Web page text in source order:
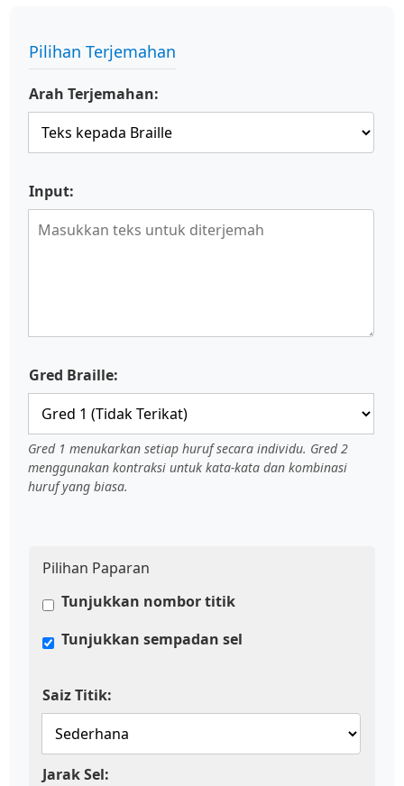
Pilihan Terjemahan
Arah Terjemahan:
Input:
Gred Braille:
Gred 1 menukarkan setiap huruf secara individu. Gred 2
menggunakan kontraksi untuk kata-kata dan kombinasi
huruf yang biasa.
Pilihan Paparan
Tunjukkan nombor titik
Tunjukkan sempadan sel
Saiz Titik:
Jarak Sel: